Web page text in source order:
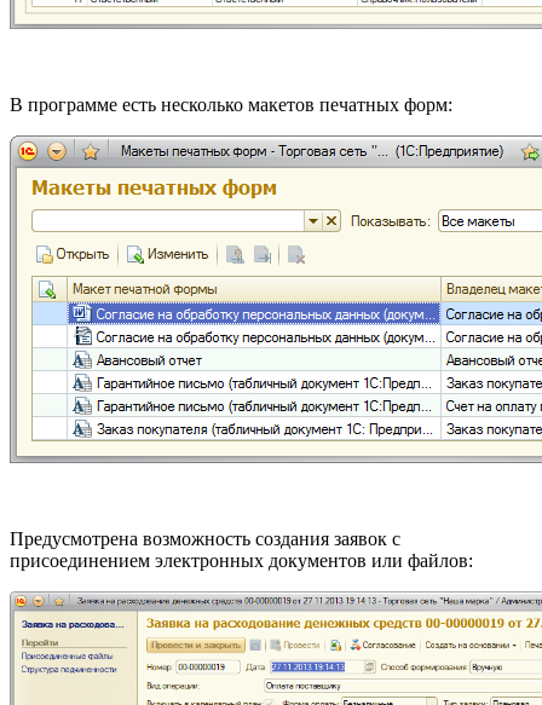
В программе есть несколько макетов печатных форм:
Предусмотрена возможность создания заявок с
присоединением электронных документов или файлов: